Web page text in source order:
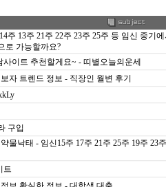
주 13주 21주 22주 23주 25주 등 임신 중기
로 가능할까요?
이트 추천할게요~ - 띠­별­오­늘­의­운­세
자 트렌드 정보 - 직장인 월변 후기
구입
물낙태 - 임신15주 17주 21주 25주 19주
트